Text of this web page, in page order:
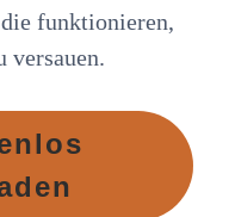
funktionieren,
versauen.